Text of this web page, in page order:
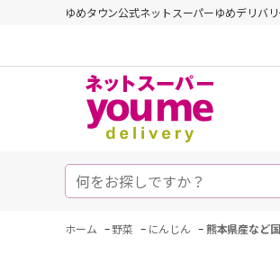
ゆめタウン公式ネットスーパーゆめデリバ
ホーム - 野菜 - にんじん - 熊本県産など